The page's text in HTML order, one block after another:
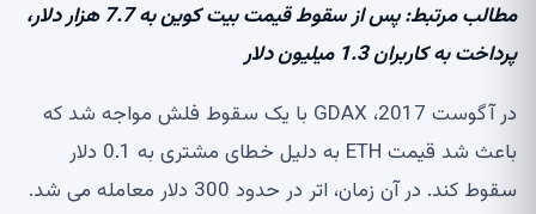
مطالب مرتبط: پس از سقوط قیمت بیت کوین به 7.7 هزار دلار،
پرداخت به کاربران 1.3 میلیون دلار
در آگوست 2017، GDAX با یک سقوط فلش ​​مواجه شد که
باعث شد قیمت ETH به دلیل خطای مشتری به 0.1 دلار
سقوط کند. در آن زمان، اتر در حدود 300 دلار معامله می شد.